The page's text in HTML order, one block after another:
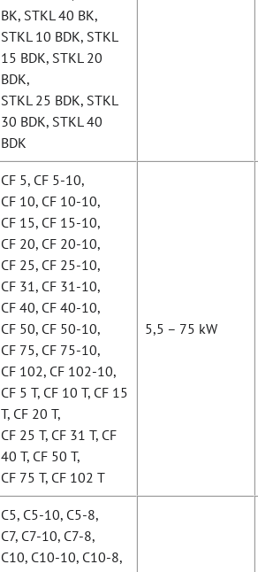
BK, STKL 40 BK,
STKL 10 BDK, STKL
15 BDK, STKL 20
BDK,
STKL 25 BDK, STKL
30 BDK, STKL 40
BDK
CF 5, CF 5-10,
CF 10, CF 10-10,
CF 15, CF 15-10,
CF 20, CF 20-10,
CF 25, CF 25-10,
CF 31, CF 31-10,
CF 40, CF 40-10,
CF 50, CF 50-10,
CF 75, CF 75-10,
CF 102, CF 102-10,
CF 5 T, CF 10 T, CF 15
T, CF 20 T,
CF 25 T, CF 31 T, CF
40 T, CF 50 T,
CF 75 T, CF 102 T
5,5 – 75 kW
C5, C5-10, C5-8,
C7, C7-10, C7-8,
C10, C10-10, C10-8,